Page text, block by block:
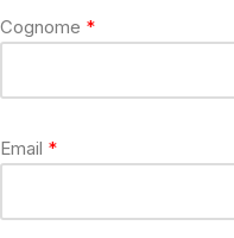
Cognome
Email